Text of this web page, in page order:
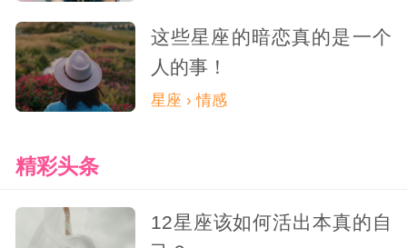
这些星座的暗恋真的是一个
人的事！
星座 › 情感
精彩头条
12星座该如何活出本真的自